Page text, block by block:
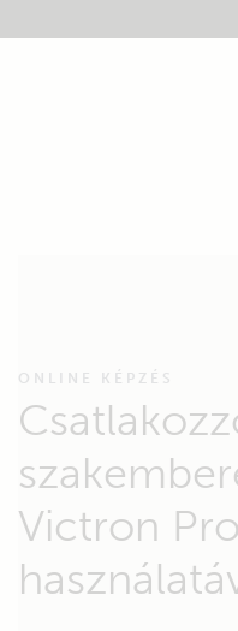
ONLINE KÉPZÉS
Victron